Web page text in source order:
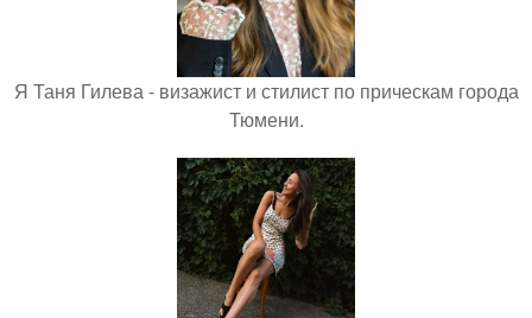
Я Таня Гилева - визажист и стилист по прическам города
Тюмени.